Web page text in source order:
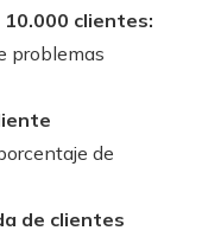
clientes:
problemas
de
de clientes